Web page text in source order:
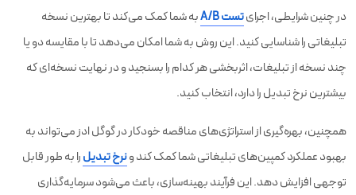
در چنین شرایطی، اجرایتست A/B
به شما کمک می‌کند تا بهترین نسخه
تبلیغاتی را شناسایی کنید. این روش به شما امکان می‌دهد تا با مقایسه دو یا
چند نسخه از تبلیغات، اثربخشی هر کدام را بسنجید و در نهایت نسخه‌ای که
بیشترین نرخ تبدیل را دارد، انتخاب کنید.
همچنین، بهره‌گیری از استراتژی‌های مناقصه خودکار در گوگل ادز می‌تواند به
بهبود عملکرد کمپین‌های تبلیغاتی شما کمک کند ونرخ تبدیلرا به طور قابل
توجهی افزایش دهد. این فرآیند بهینه‌سازی، باعث می‌شود سرمایه‌گذاری